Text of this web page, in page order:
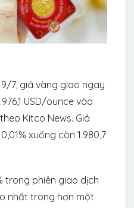
7, giá vàng giao ngay
USD/ounce vào
Kitco News. Giá
xuống còn 1.980,7
trong phiên giao dịch
nhất trong hơn một